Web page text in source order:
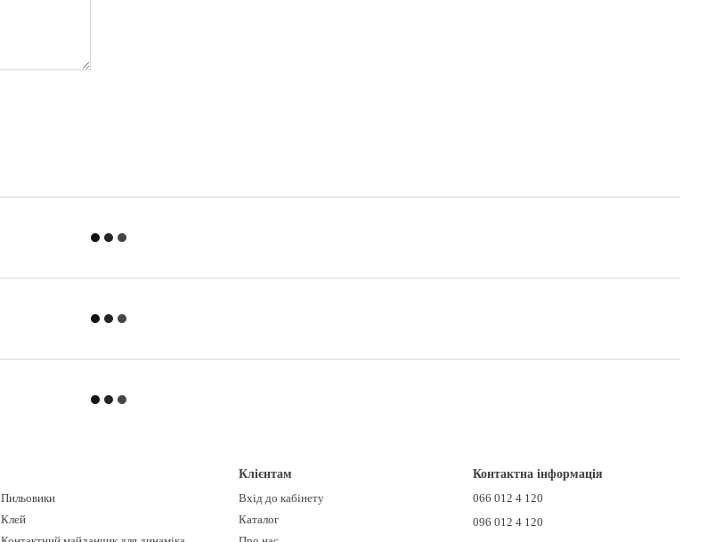
Пильовики
Клей
Клієнтам
Вхід до кабінету
Каталог
Контактна інформація
066 012 4 120
096 012 4 120